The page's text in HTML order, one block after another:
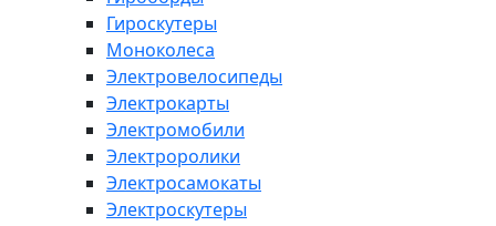
Гироскутеры
Моноколеса
Электровелосипеды
Электрокарты
Электромобили
Электроролики
Электросамокаты
Электроскутеры